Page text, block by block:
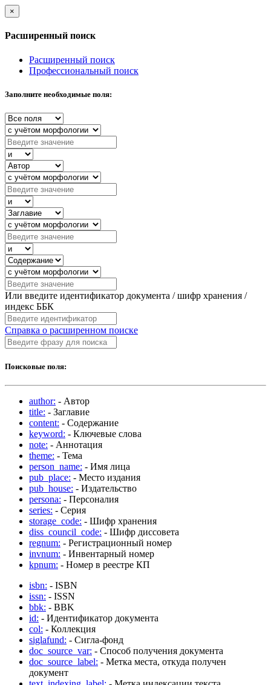
×
Расширенный поиск
Расширенный поиск
Профессиональный поиск
Заполните необходимые поля:
Или введите идентификатор документа / шифр хранения /
индекс ББК
Справка о расширенном поиске
Поисковые поля:
author: - Автор
title: - Заглавие
content: - Содержание
keyword: - Ключевые слова
note: - Аннотация
theme: - Тема
person_name: - Имя лица
pub_place: - Место издания
pub_house: - Издательство
persona: - Персоналия
series: - Серия
storage_code: - Шифр хранения
diss_council_code: - Шифр диссовета
regnum: - Регистрационный номер
invnum: - Инвентарный номер
kpnum: - Номер в реестре КП
isbn: - ISBN
issn: - ISSN
bbk: - BBK
id: - Идентификатор документа
col: - Коллекция
siglafund: - Сигла-фонд
doc_source_var: - Способ получения документа
doc_source_label: - Метка места, откуда получен
документ